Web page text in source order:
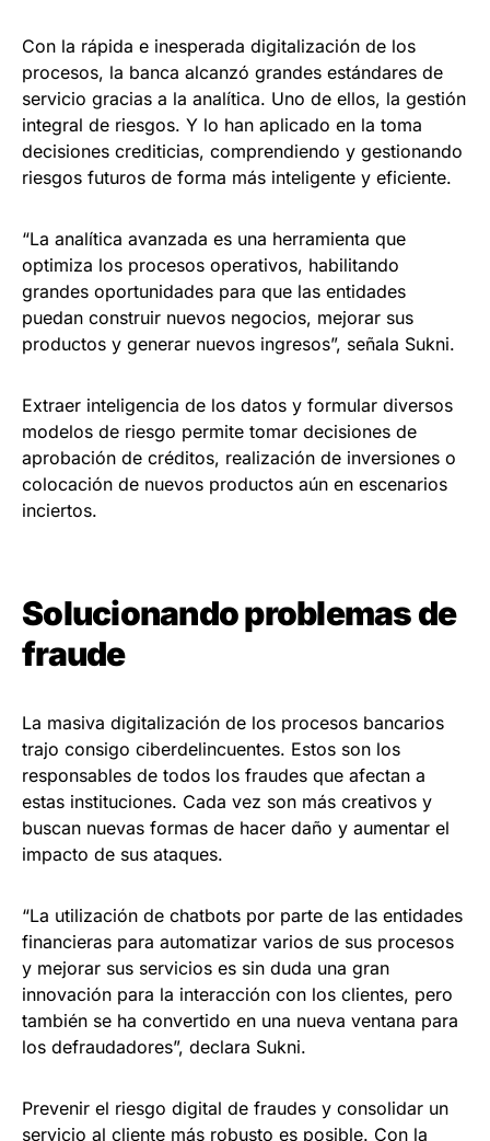
Con la rápida e inesperada digitalización de los
procesos, la banca alcanzó grandes estándares de
servicio gracias a la analítica. Uno de ellos, la gestión
integral de riesgos. Y lo han aplicado en la toma
decisiones crediticias, comprendiendo y gestionando
riesgos futuros de forma más inteligente y eficiente.
“La analítica avanzada es una herramienta que
optimiza los procesos operativos, habilitando
grandes oportunidades para que las entidades
puedan construir nuevos negocios, mejorar sus
productos y generar nuevos ingresos”, señala Sukni.
Extraer inteligencia de los datos y formular diversos
modelos de riesgo permite tomar decisiones de
aprobación de créditos, realización de inversiones o
colocación de nuevos productos aún en escenarios
inciertos.
Solucionando problemas de
fraude
La masiva digitalización de los procesos bancarios
trajo consigo ciberdelincuentes. Estos son los
responsables de todos los fraudes que afectan a
estas instituciones. Cada vez son más creativos y
buscan nuevas formas de hacer daño y aumentar el
impacto de sus ataques.
“La utilización de chatbots por parte de las entidades
financieras para automatizar varios de sus procesos
y mejorar sus servicios es sin duda una gran
innovación para la interacción con los clientes, pero
también se ha convertido en una nueva ventana para
los defraudadores”, declara Sukni.
Prevenir el riesgo digital de fraudes y consolidar un
servicio al cliente más robusto es posible. Con la